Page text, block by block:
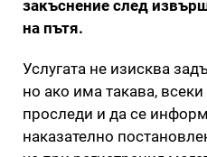
закъснение след
на пътя.
Услугата не изисква
но ако има такава,
проследи и да се
наказателно